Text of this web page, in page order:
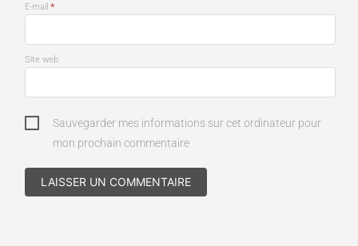
E-mail *
Site web
Sauvegarder mes informations sur cet ordinateur pour
mon prochain commentaire